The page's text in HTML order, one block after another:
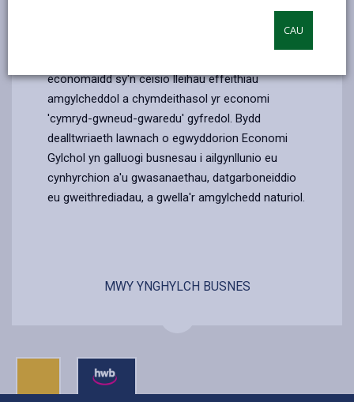
CAU
economaidd sy'n ceisio lleihau effeithiau
amgylcheddol a chymdeithasol yr economi
'cymryd-gwneud-gwaredu' gyfredol. Bydd
dealltwriaeth lawnach o egwyddorion Economi
Gylchol yn galluogi busnesau i ailgynllunio eu
cynhyrchion a'u gwasanaethau, datgarboneiddio
eu gweithrediadau, a gwella'r amgylchedd naturiol.
MWY YNGHYLCH BUSNES